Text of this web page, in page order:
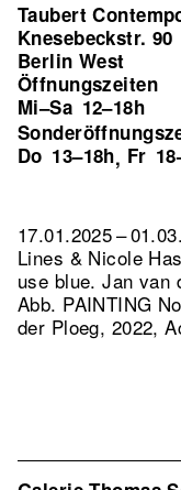
Taubert
Knesebeckstr. 90
Berlin West
Öffnungszeiten
Mi–Sa 12–18h
Do 13–18h, Fr
17.01.2025 –
Lines & Nicole
use blue. Jan van
Abb. PAINTING
der Ploeg, 2022,